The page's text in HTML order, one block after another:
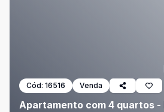
Cód: 16516 Venda
Apartamento com 4 quartos -